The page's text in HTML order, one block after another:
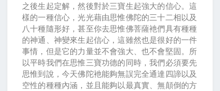
之後生起定解，然後對於三寶生起強大的信心。這
樣的一種信心，光光藉由思惟佛陀的三十二相以及
八十種隨形好，甚至你去思惟佛菩薩衪們具有種種
的神通、神變來生起信心，這雖然也是很好的一件
事情，但是它的力量並不會強大、也不會堅固。所
以平時我們在思惟三寶功德的同時，我們必須要先
思惟到說，今天佛陀衪能夠無誤完全通達四諦以及
空性的種種內涵，並且能夠以最真實、無顛倒的方